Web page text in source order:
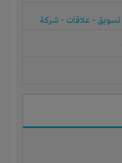
تسويق - علاقات - شركة